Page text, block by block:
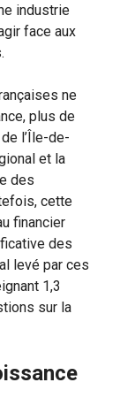
industrie
face aux
ne
plus de
l’Île-de-
et la
des
cette
financier
des
levé par ces
1,3
sur la